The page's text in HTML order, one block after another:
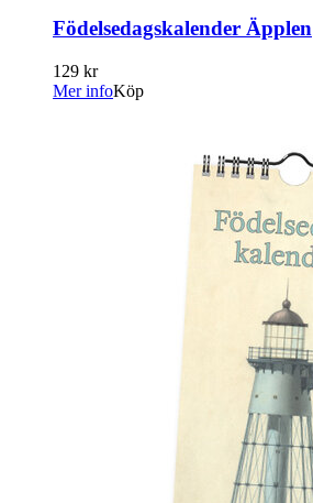
Födelsedagskalender Äpplen
129 kr
Mer infoKöp